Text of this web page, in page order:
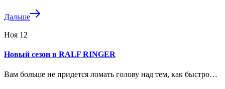
Дальше
Ноя 12
Новый сезон в RALF RINGER
Вам больше не придется ломать голову над тем, как быстро…